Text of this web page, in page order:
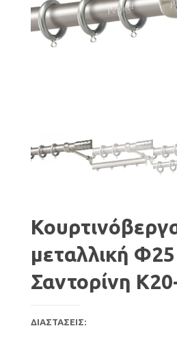
μεταλλική Φ25
Σαντορίνη
ΔΙΑΣΤΑΣΕΙΣ: